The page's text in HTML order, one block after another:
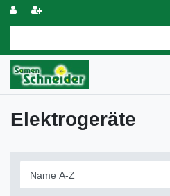
Elektrogeräte